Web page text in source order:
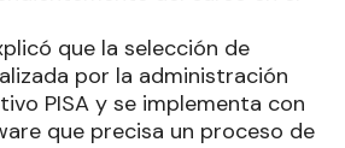
que la selección de
por la administración
PISA y se implementa con
que precisa un proceso de